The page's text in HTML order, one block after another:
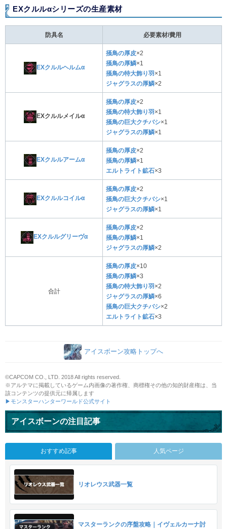
EXクルルαシリーズの生産素材
防具名 必要素材/費用
EXクルルヘルムα
掻鳥の厚皮×2
掻鳥の厚鱗×1
掻鳥の特大飾り羽 ×1
ジャグラスの厚鱗×2
EXクルルメイルα
掻鳥の厚皮×2
掻鳥の特大飾り羽 ×1
掻鳥の巨大クチバシ×1
ジャグラスの厚鱗×1
EXクルルアームα
掻鳥の厚皮×2
掻鳥の厚鱗×1
エルトライト鉱石×3
EXクルルコイルα
掻鳥の厚皮×2
掻鳥の巨大クチバシ×1
ジャグラスの厚鱗×1
EXクルルグリーヴα
掻鳥の厚皮×2
掻鳥の厚鱗×1
ジャグラスの厚鱗×2
合計
掻鳥の厚皮×10
掻鳥の厚鱗×3
掻鳥の特大飾り羽 ×2
ジャグラスの厚鱗×6
掻鳥の巨大クチバシ×2
エルトライト鉱石×3
アイスボーン攻略トップへ
©CAPCOM CO., LTD. 2018 All rights reserved.
※アルテマに掲載しているゲーム内画像の著作権、商標権その他の知的財産権は、当
該コンテンツの提供元に帰属します
▶モンスターハンターワールド公式サイト
アイスボーンの注目記事
おすすめ記事 人気ページ
リオレウス武器一覧
マスターランクの序盤攻略｜イヴェルカーナ討